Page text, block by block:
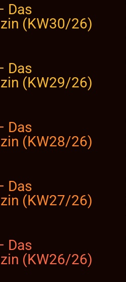
Das
(KW30/26)
Das
(KW29/26)
Das
(KW28/26)
Das
(KW27/26)
Das
(KW26/26)